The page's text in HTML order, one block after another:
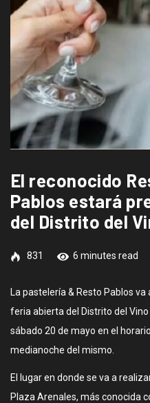
El reconocido
Pablos estará
del Distrito del
831 6 minutes read
La pastelería & Resto Pablos
feria abierta del Distrito del
sábado 20 de mayo en el
medianoche del mismo.
El lugar en donde se va a
Plaza Arenales, más conocida